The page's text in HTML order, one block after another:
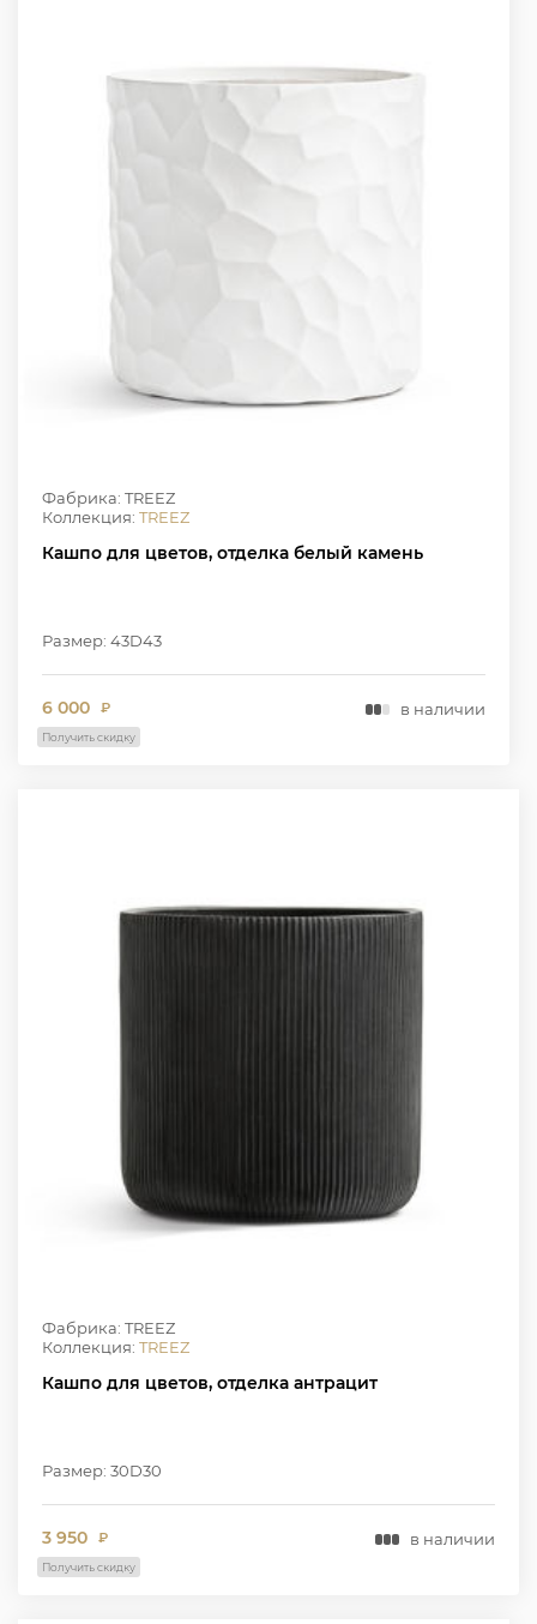
Фабрика: TREEZ
Коллекция: TREEZ
Кашпо для цветов, отделка белый камень
Размер: 43D43
6 000 ₽ в наличии
Получить скидку
Фабрика: TREEZ
Коллекция: TREEZ
Кашпо для цветов, отделка антрацит
Размер: 30D30
3 950 ₽ в наличии
Получить скидку